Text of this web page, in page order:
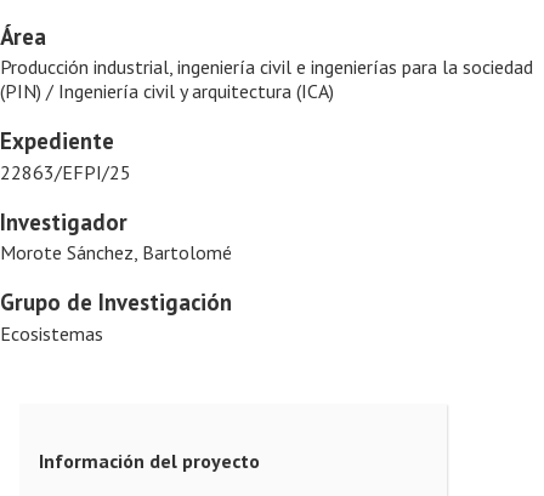
Área
Producción industrial, ingeniería civil e ingenierías para la sociedad
(PIN) / Ingeniería civil y arquitectura (ICA)
Expediente
22863/EFPI/25
Investigador
Morote Sánchez, Bartolomé
Grupo de Investigación
Ecosistemas
Información del proyecto